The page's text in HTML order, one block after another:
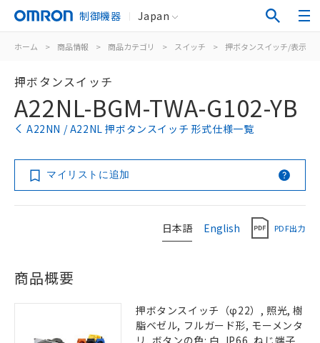
制御機器 Japan
ホーム > 商品情報 > 商品カテゴリ > スイッチ > 押ボタンスイッチ/表示灯
押ボタンスイッチ
A22NL-BGM-TWA-G102-YB
A22NN / A22NL 押ボタンスイッチ 形式仕様一覧
マイリストに追加
日本語 English PDF出力
商品概要
押ボタンスイッチ（φ22）, 照光, 樹
脂ベゼル, フルガード形, モーメンタ
リ, ボタンの色: 白, IP66, ねじ端子